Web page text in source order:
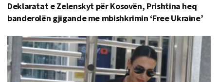
Deklaratat e Zelenskyt për Kosovën, Prishtina heq
banderolën gjigande me mbishkrimin ‘Free Ukraine’